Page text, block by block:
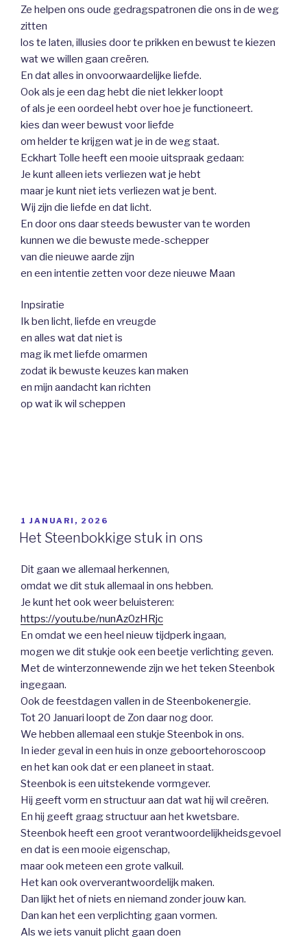
Ze helpen ons oude gedragspatronen die ons in de weg
zitten
los te laten, illusies door te prikken en bewust te kiezen
wat we willen gaan creëren.
En dat alles in onvoorwaardelijke liefde.
Ook als je een dag hebt die niet lekker loopt
of als je een oordeel hebt over hoe je functioneert.
kies dan weer bewust voor liefde
om helder te krijgen wat je in de weg staat.
Eckhart Tolle heeft een mooie uitspraak gedaan:
Je kunt alleen iets verliezen wat je hebt
maar je kunt niet iets verliezen wat je bent.
Wij zijn die liefde en dat licht.
En door ons daar steeds bewuster van te worden
kunnen we die bewuste mede-schepper
van die nieuwe aarde zijn
en een intentie zetten voor deze nieuwe Maan
Inpsiratie
Ik ben licht, liefde en vreugde
en alles wat dat niet is
mag ik met liefde omarmen
zodat ik bewuste keuzes kan maken
en mijn aandacht kan richten
op wat ik wil scheppen
GEPLAATST
OP
1 JANUARI, 2026
Het Steenbokkige stuk in ons
Dit gaan we allemaal herkennen,
omdat we dit stuk allemaal in ons hebben.
Je kunt het ook weer beluisteren:
https://youtu.be/nunAz0zHRjc
En omdat we een heel nieuw tijdperk ingaan,
mogen we dit stukje ook een beetje verlichting geven.
Met de winterzonnewende zijn we het teken Steenbok
ingegaan.
Ook de feestdagen vallen in de Steenbokenergie.
Tot 20 Januari loopt de Zon daar nog door.
We hebben allemaal een stukje Steenbok in ons.
In ieder geval in een huis in onze geboortehoroscoop
en het kan ook dat er een planeet in staat.
Steenbok is een uitstekende vormgever.
Hij geeft vorm en structuur aan dat wat hij wil creëren.
En hij geeft graag structuur aan het kwetsbare.
Steenbok heeft een groot verantwoordelijkheidsgevoel
en dat is een mooie eigenschap,
maar ook meteen een grote valkuil.
Het kan ook oververantwoordelijk maken.
Dan lijkt het of niets en niemand zonder jouw kan.
Dan kan het een verplichting gaan vormen.
Als we iets vanuit plicht gaan doen